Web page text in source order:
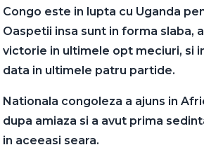
Congo este in lupta cu Uganda
Oaspetii insa sunt in forma slaba,
victorie in ultimele opt meciuri, si
data in ultimele patru partide.
Nationala congoleza a ajuns in
dupa amiaza si a avut prima
in aceeasi seara.